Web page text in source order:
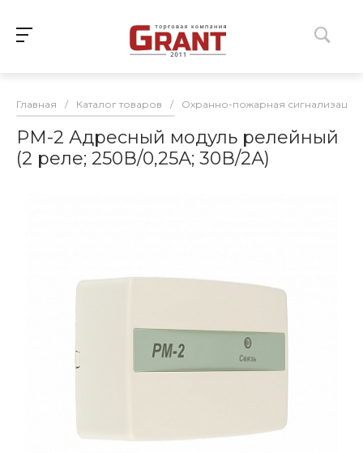
Главная / Каталог товаров / Охранно-пожарная сигнализация
РМ-2 Адресный модуль релейный
(2 реле; 250В/0,25А; 30В/2А)